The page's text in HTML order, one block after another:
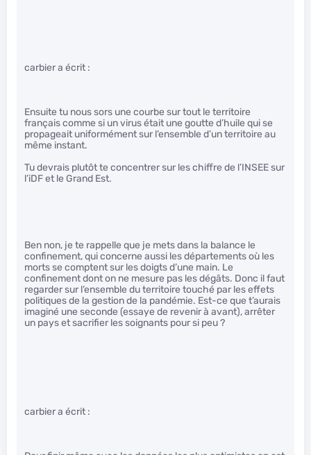
carbier a écrit :
Ensuite tu nous sors une courbe sur tout le territoire
français comme si un virus était une goutte d’huile qui se
propageait uniformément sur l’ensemble d’un territoire au
même instant.
Tu devrais plutôt te concentrer sur les chiffre de l’INSEE sur
l’iDF et le Grand Est.
Ben non, je te rappelle que je mets dans la balance le
confinement, qui concerne aussi les départements où les
morts se comptent sur les doigts d’une main. Le
confinement dont on ne mesure pas les dégâts. Donc il faut
regarder sur l’ensemble du territoire touché par les effets
politiques de la gestion de la pandémie. Est-ce que t’aurais
imaginé une seconde (essaye de revenir à avant), arrêter
un pays et sacrifier les soignants pour si peu ?
carbier a écrit :